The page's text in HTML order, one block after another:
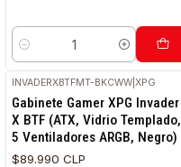
Cantidad
INVADERXBTFMT-BKCWW |XPG
Gabinete Gamer XPG Invader
X BTF (ATX, Vidrio Templado,
5 Ventiladores ARGB, Negro)
$89.990 CLP